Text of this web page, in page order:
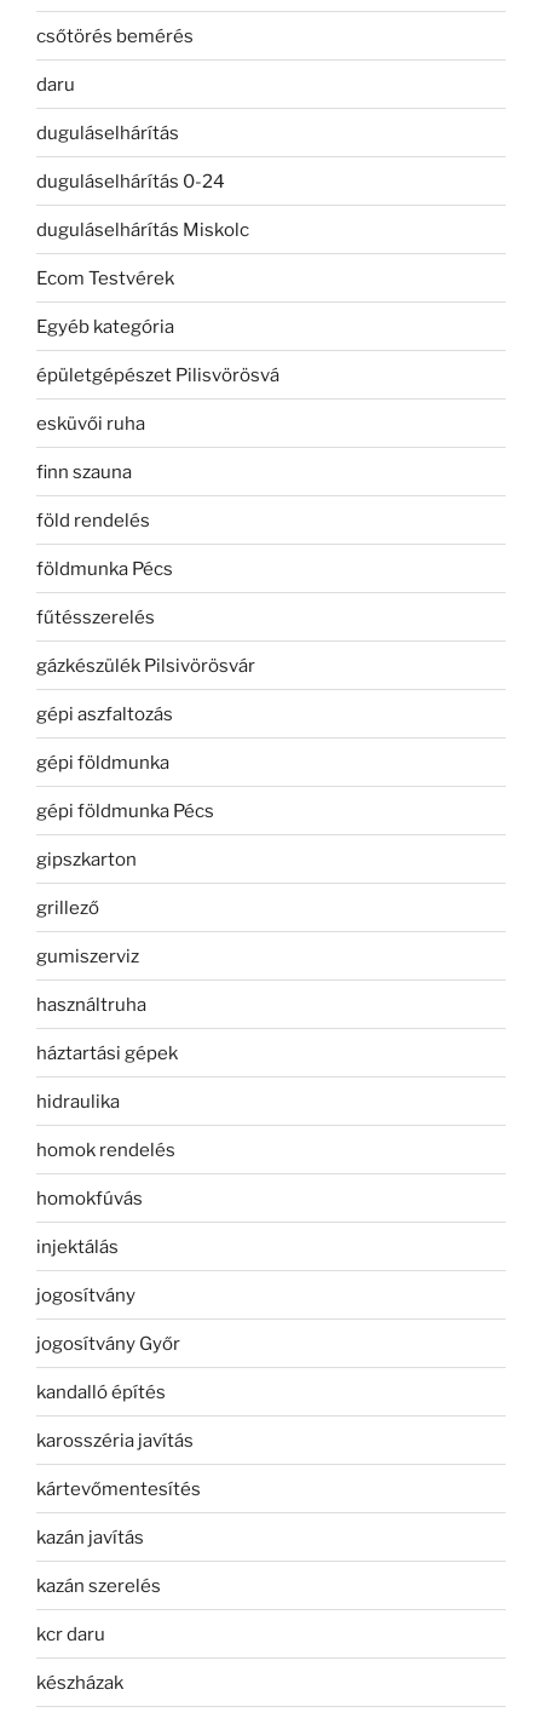
csőtörés bemérés
daru
duguláselhárítás
duguláselhárítás 0-24
duguláselhárítás Miskolc
Ecom Testvérek
Egyéb kategória
épületgépészet Pilisvörösvá
esküvői ruha
finn szauna
föld rendelés
földmunka Pécs
fűtésszerelés
gázkészülék Pilsivörösvár
gépi aszfaltozás
gépi földmunka
gépi földmunka Pécs
gipszkarton
grillező
gumiszerviz
használtruha
háztartási gépek
hidraulika
homok rendelés
homokfúvás
injektálás
jogosítvány
jogosítvány Győr
kandalló építés
karosszéria javítás
kártevőmentesítés
kazán javítás
kazán szerelés
kcr daru
készházak